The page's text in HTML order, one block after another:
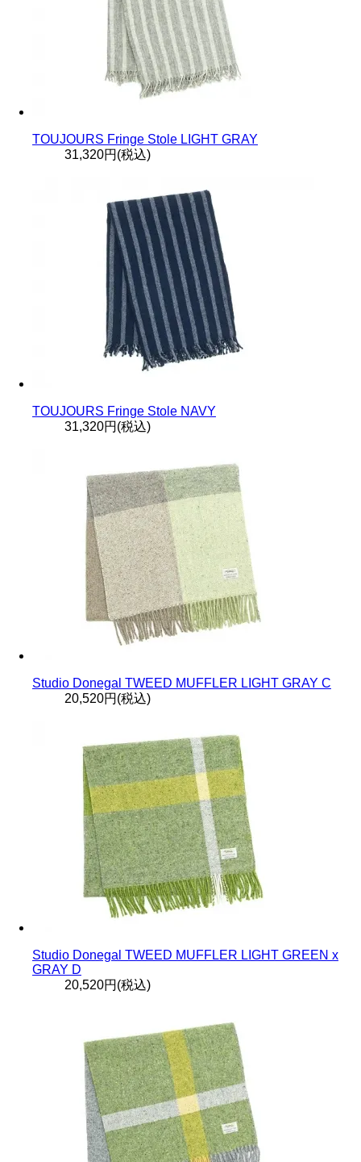
TOUJOURS Fringe Stole LIGHT GRAY
31,320円(税込)
TOUJOURS Fringe Stole NAVY
31,320円(税込)
Studio Donegal TWEED MUFFLER LIGHT GRAY C
20,520円(税込)
Studio Donegal TWEED MUFFLER LIGHT GREEN x
GRAY D
20,520円(税込)